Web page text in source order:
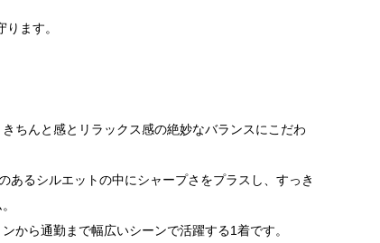
ます。
ちんと感とリラックス感の絶妙なバランスにこだわ
あるシルエットの中にシャープさをプラスし、すっき
から通勤まで幅広いシーンで活躍する1着です。